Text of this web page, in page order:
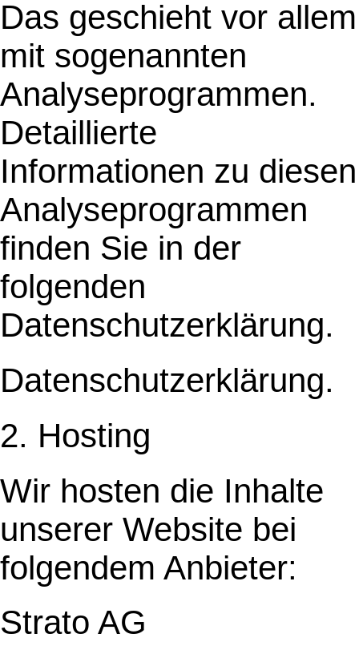
Das geschieht vor allem
mit sogenannten
Analyseprogrammen.
Detaillierte
Informationen zu diesen
Analyseprogrammen
finden Sie in der
folgenden
Datenschutzerklärung.
Datenschutzerklärung.
2. Hosting
Wir hosten die Inhalte
unserer Website bei
folgendem Anbieter:
Strato AG